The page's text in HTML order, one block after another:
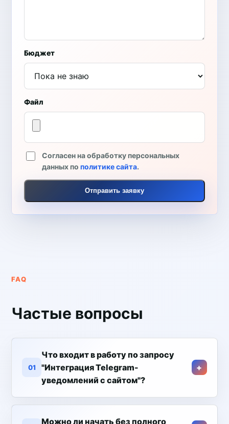
Бюджет
Файл
Согласен на обработку персональных
данных пополитике сайта.
Отправить заявку
FAQ
Частые вопросы
01
Что входит в работу по запросу
"Интеграция Telegram-
уведомлений с сайтом"?
Можно ли начать без полного